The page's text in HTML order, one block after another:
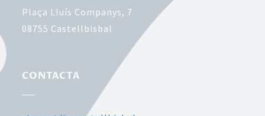
Plaça Lluís Companys, 7
08755 Castellbisbal
CONTACTA